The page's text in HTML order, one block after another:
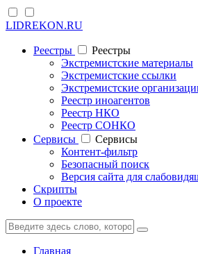
LIDREKON.RU
Реестры
Реестры
Экстремистские материалы
Экстремистские ссылки
Экстремистские
Реестр иноагентов
Реестр НКО
Реестр СОНКО
Cервисы
Cервисы
Контент-фильтр
Безопасный поиск
Версия сайта для
Скрипты
О проекте
Главная